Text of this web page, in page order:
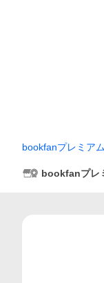
bookfanプレミアム
bookfanプレ